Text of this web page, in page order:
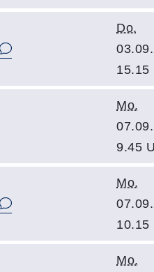
Do.
15.15
Mo.
9.45
Mo.
10.15
Mo.